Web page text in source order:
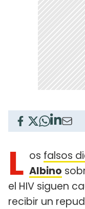
L os falsos
Albino
el HIV siguen
recibir un